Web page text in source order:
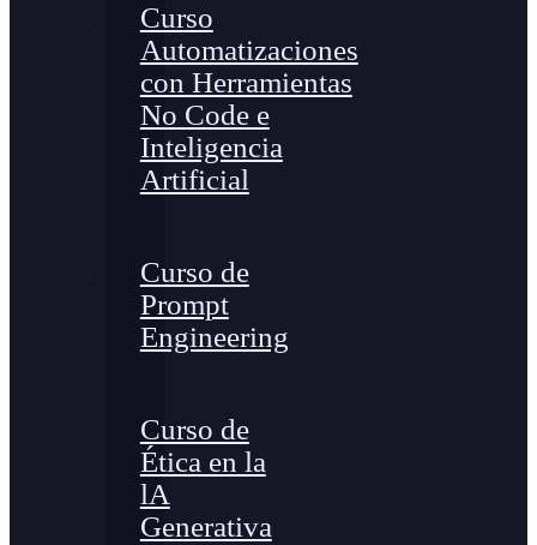
Curso
Automatizaciones
con Herramientas
No Code e
Inteligencia
Artificial
Curso de
Prompt
Engineering
Curso de
Ética en la
lA
Generativa